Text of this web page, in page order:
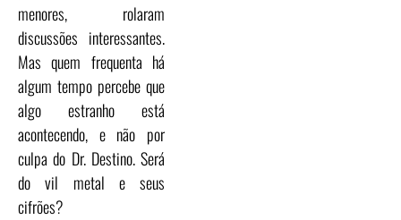
menores, rolaram
discussões interessantes.
Mas quem frequenta há
algum tempo percebe que
algo estranho está
acontecendo, e não por
culpa do Dr. Destino. Será
do vil metal e seus
cifrões?